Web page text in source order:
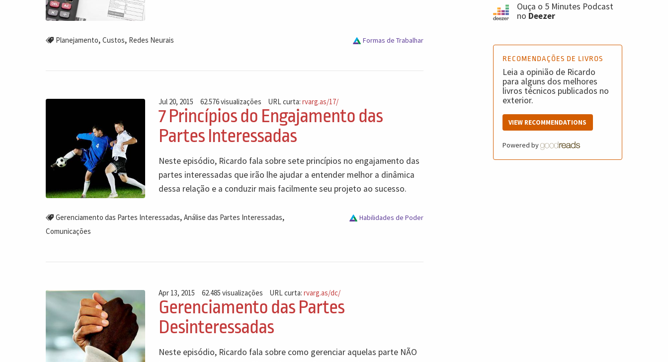
Planejamento, Custos, Redes Neurais Formas de Trabalhar
Jul 20, 2015 62.576 visualizações URL curta:rvarg.as/17/
7 Princípios do Engajamento das
Partes Interessadas
Neste episódio, Ricardo fala sobre sete princípios no engajamento das
partes interessadas que irão lhe ajudar a entender melhor a dinâmica
dessa relação e a conduzir mais facilmente seu projeto ao sucesso.
Gerenciamento das Partes Interessadas, Análise das Partes Interessadas,
Comunicações
Habilidades de Poder
Apr 13, 2015 62.485 visualizações URL curta:rvarg.as/dc/
Gerenciamento das Partes
Desinteressadas
Neste episódio, Ricardo fala sobre como gerenciar aquelas parte NÃO
Ouça o 5 Minutes Podcast
no Deezer
RECOMENDAÇÕES DE LIVROS
Leia a opinião de Ricardo
para alguns dos melhores
livros técnicos publicados no
exterior.
VIEW RECOMMENDATIONS
Powered by